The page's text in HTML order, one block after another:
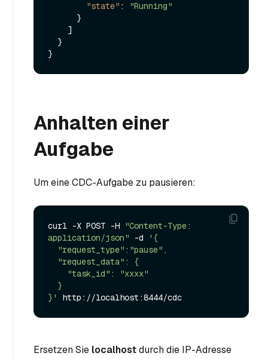
"state" :
"Running"
}
]
}
}
Anhalten einer
Aufgabe
Um eine CDC-Aufgabe zu pausieren:
curl -X POST -H "Content-Type:
application/json" -d
'{
}'
Ersetzen Sie localhostdurch die IP-Adresse